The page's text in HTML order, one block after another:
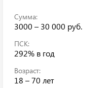
Сумма:
3000 – 30 000 руб.
ПСК:
292% в год
Возраст:
18 – 70 лет